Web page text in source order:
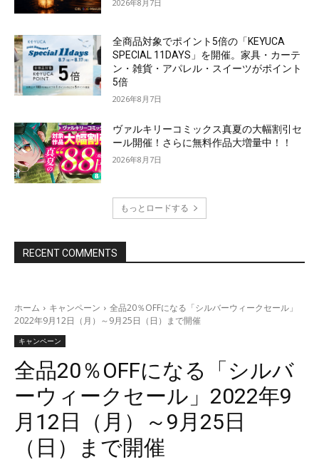
2026年8月7日
全商品対象でポイント5倍の「KEYUCA
SPECIAL 11DAYS」を開催。家具・カーテ
ン・雑貨・アパレル・スイーツがポイント
5倍
2026年8月7日
ヴァルキリーコミックス真夏の大幅割引セ
ール開催！さらに無料作品大増量中！！
2026年8月7日
もっとロードする
RECENT COMMENTS